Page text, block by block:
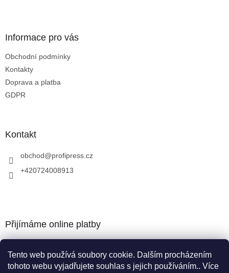
Tento web používá soubory cookie. Dalším procházením
tohoto webu vyjadřujete souhlas s jejich používáním.. Více
Informace pro vás
Obchodní podmínky
Kontakty
Doprava a platba
GDPR
Kontakt
obchod@profipress.cz
+420724008913
Přijímáme online platby